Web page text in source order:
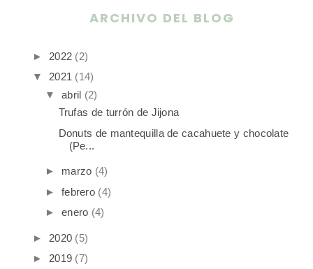
ARCHIVO DEL BLOG
► 2022 (2)
▼
2021 (14)
▼
abril (2)
Trufas de turrón de Jijona
Donuts de mantequilla de cacahuete y chocolate
(Pe...
► marzo (4)
► febrero (4)
► enero (4)
► 2020 (5)
► 2019 (7)